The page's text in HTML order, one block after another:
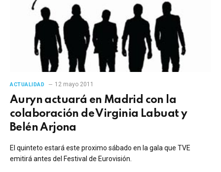
ACTUALIDAD 12 mayo 2011
Auryn actuará en Madrid con la
colaboración de Virginia Labuat y
Belén Arjona
El quinteto estará este proximo sábado en la gala que TVE
emitirá antes del Festival de Eurovisión.